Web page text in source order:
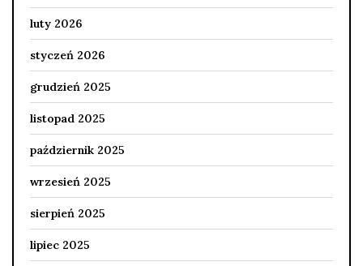
luty 2026
styczeń 2026
grudzień 2025
listopad 2025
październik 2025
wrzesień 2025
sierpień 2025
lipiec 2025